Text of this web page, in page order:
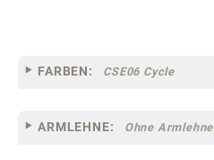
FARBEN: CSE06 Cycle
ARMLEHNE: Ohne Armlehne